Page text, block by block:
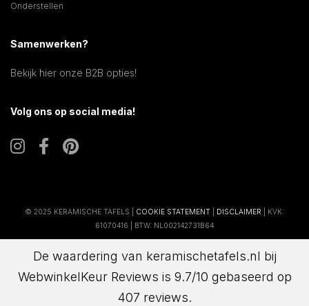
Onderstellen
Samenwerken?
Bekijk hier onze B2B opties!
Volg ons op social media!
© 2025 KERAMISCHE TAFELS | COOKIE STATEMENT DISCLAIMER | KVK:
61070416 | BTW: NL002142731B64
De waardering van keramischetafels.nl bij
WebwinkelKeur Reviews is 9.7/10 gebaseerd op
407 reviews.